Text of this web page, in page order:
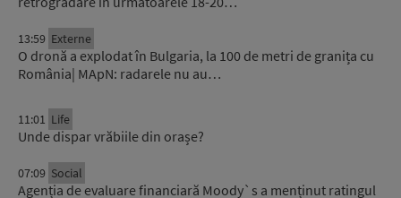
13:59 Externe
O dronă a explodat în Bulgaria, la 100 de metri de granița cu
România| MApN: radarele nu au…
11:01 Life
Unde dispar vrăbiile din orașe?
07:09 Social
Agenția de evaluare financiară Moody`s a menținut ratingul